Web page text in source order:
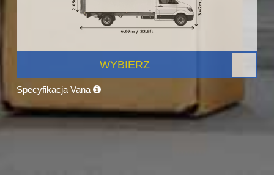
WYBIERZ
Specyfikacja Vana